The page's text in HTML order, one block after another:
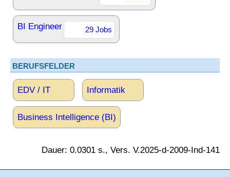
BI Engineer 29 Jobs
BERUFSFELDER
EDV / IT Informatik
Business Intelligence (BI)
Dauer: 0.0301 s., Vers. V.2025-d-2009-Ind-141